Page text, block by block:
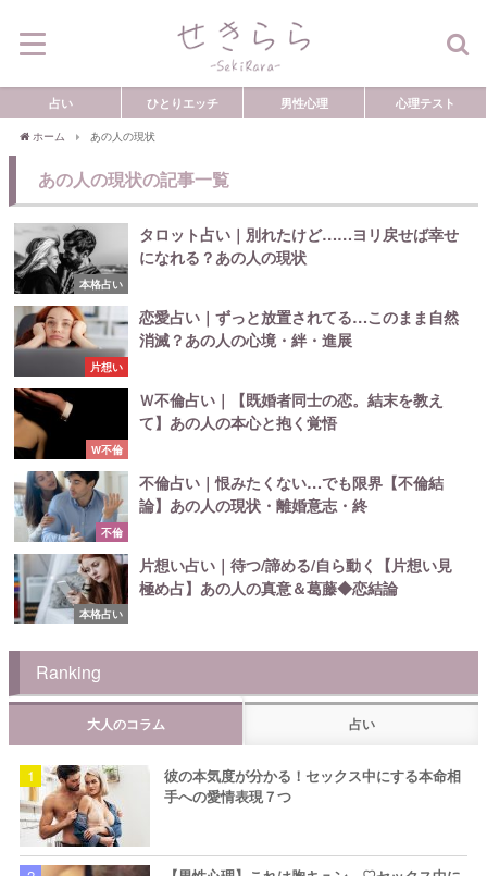
占い ひとりエッチ 男性心理 心理テスト
ホーム あの人の現状
あの人の現状の記事一覧
本格占い
タロット占い｜別れたけど……ヨリ戻せば幸せ
になれる？あの人の現状
片想い
恋愛占い｜ずっと放置されてる…このまま自然
消滅？あの人の心境・絆・進展
W不倫
Ｗ不倫占い｜【既婚者同士の恋。結末を教え
て】あの人の本心と抱く覚悟
不倫
不倫占い｜恨みたくない…でも限界【不倫結
論】あの人の現状・離婚意志・終
本格占い
片想い占い｜待つ/諦める/自ら動く【片想い見
極め占】あの人の真意＆葛藤◆恋結論
Ranking
大人のコラム 占い
彼の本気度が分かる！セックス中にする本命相
手への愛情表現７つ